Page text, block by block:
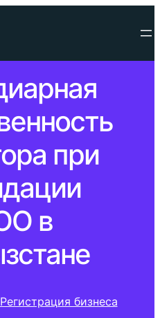
при
в
Регистрация бизнеса